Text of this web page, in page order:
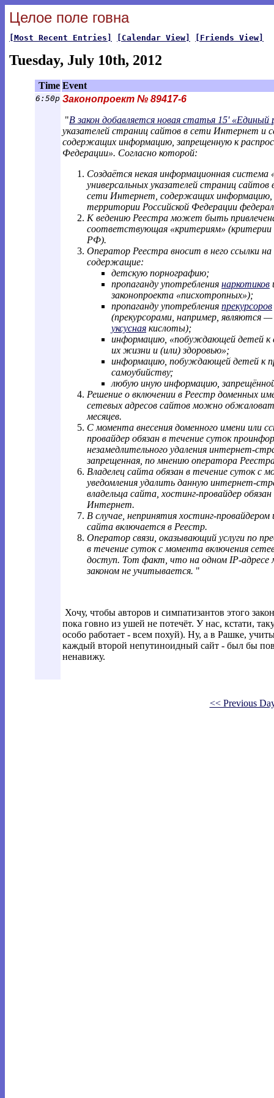
Целое поле говна
[Most Recent Entries] [Calendar View] [Friends View]
Tuesday, July 10th, 2012
Time Event
6:50p Законопроект № 89417-6
"В закон добавляется новая статья 15'
указателей страниц сайтов в сети Интернет и
содержащих информацию, запрещенную к
Федерации». Согласно которой:
Создаётся некая информационная
универсальных указателей страниц
сети Интернет, содержащих информацию,
территории Российской Федерации
К ведению Реестра может быть привлечена
соответствующая «критериям»
РФ).
Оператор Реестра вносит в него ссылки
содержащие:
детскую порнографию;
пропаганду употребления наркотиков
законопроекта «писхотропных»);
пропаганду употребления прекурсоров
(прекурсорами, например, являются —
уксусная кислоты);
информацию, «побуждающей детей к
их жизни и (или) здоровью»;
информацию, побуждающей детей к
самоубийству;
любую иную информацию,
Решение о включении в Реестр доменных
сетевых адресов сайтов можно
месяцев.
С момента внесения доменного имени или
провайдер обязан в течение суток
незамедлительного удаления интернет-
запрещенная, по мнению оператора
Владелец сайта обязан в течение суток с
уведомления удалить данную интернет-
владельца сайта, хостинг-провайдер
Интернет.
В случае, непринятия хостинг-
сайта включается в Реестр.
Оператор связи, оказывающий услуги по
в течение суток с момента включения
доступ. Тот факт, что на одном IP-адресе
законом не учитывается. "
Хочу, чтобы авторов и симпатизантов этого
пока говно из ушей не потечёт. У нас, кстати,
особо работает - всем похуй). Ну, а в Рашке,
каждый второй непутиноидный сайт - был бы
ненавижу.
<< Previous